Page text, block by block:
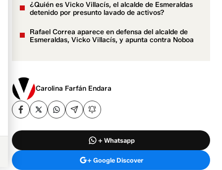
¿Quién es Vicko Villacís, el alcalde de Esmeraldas
detenido por presunto lavado de activos?
Rafael Correa aparece en defensa del alcalde de
Esmeraldas, Vicko Villacís, y apunta contra Noboa
Carolina Farfán Endara
+ Whatsapp
+ Google Discover